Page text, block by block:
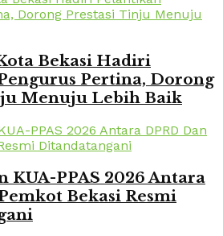
Bekasi Hadiri
Pertina, Dorong
Menuju Lebih Baik
KUA-PPAS 2026 Antara
Bekasi Resmi